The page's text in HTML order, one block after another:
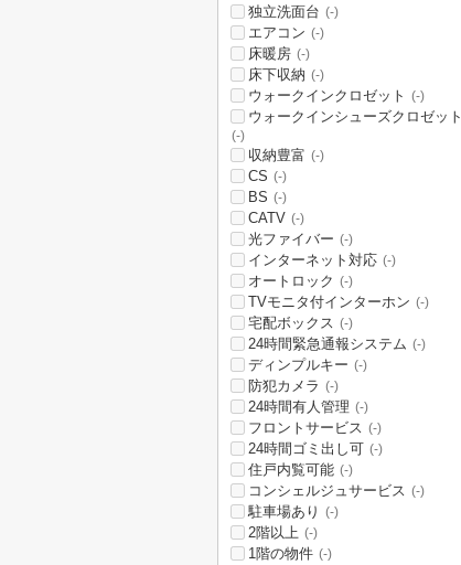
独立洗面台 (-)
エアコン (-)
床暖房 (-)
床下収納 (-)
ウォークインクロゼット (-)
ウォークインシューズクロゼット
(-)
収納豊富 (-)
CS (-)
BS (-)
CATV (-)
光ファイバー (-)
インターネット対応 (-)
オートロック (-)
TVモニタ付インターホン (-)
宅配ボックス (-)
24時間緊急通報システム (-)
ディンプルキー (-)
防犯カメラ (-)
24時間有人管理 (-)
フロントサービス (-)
24時間ゴミ出し可 (-)
住戸内覧可能 (-)
コンシェルジュサービス (-)
駐車場あり (-)
2階以上 (-)
1階の物件 (-)